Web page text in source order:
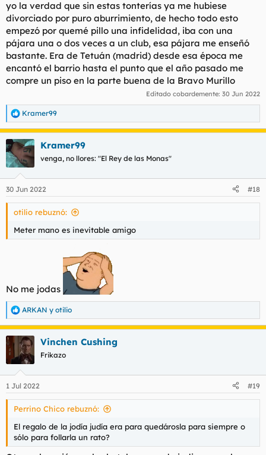
yo la verdad que sin estas tonterías ya me hubiese
divorciado por puro aburrimiento, de hecho todo esto
empezó por quemé pillo una infidelidad, iba con una
pájara una o dos veces a un club, esa pájara me enseñó
bastante. Era de Tetuán (madrid) desde esa época me
encantó el barrio hasta el punto que el año pasado me
compre un piso en la parte buena de la Bravo Murillo
Editado cobardemente: 30 Jun 2022
R
e
c
c
i
e
s
Kramer99
Kramer99
venga, no llores: "El Rey de las Monas"
30 Jun 2022 #18
otilio rebuznó:
Meter mano es inevitable amigo
No me jodas
R
e
c
c
i
e
s
ARKAN y otilio
Vinchen Cushing
Frikazo
1 Jul 2022 #19
Perrino Chico rebuznó:
El regalo de la jodía judía era para quedárosla para siempre o
sólo para follarla un rato?